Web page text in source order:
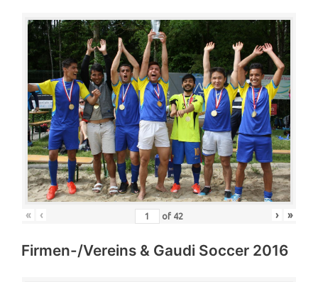
« ‹ of 42 › »
Firmen-/Vereins & Gaudi Soccer 2016